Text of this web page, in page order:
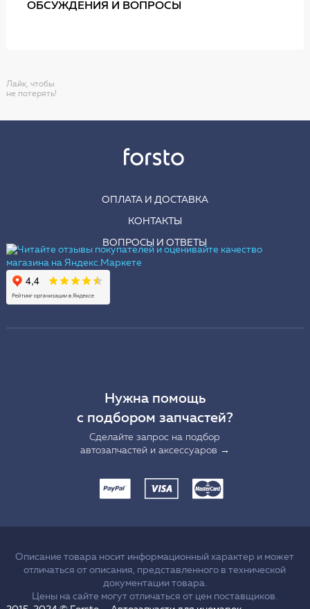
ОБСУЖДЕНИЯ И ВОПРОСЫ
Лайк, чтобы
не потерять!
ОПЛАТА И ДОСТАВКА
КОНТАКТЫ
ВОПРОСЫ И ОТВЕТЫ
Нужна помощь
с подбором запчастей?
Сделайте запрос на подбор
автозапчастей и аксессуаров →
Описание товара носит информационный характер и может
отличаться от описания, представленного в технической
документации товара.
Цены на сайте могут отличаться от цен поставщиков.